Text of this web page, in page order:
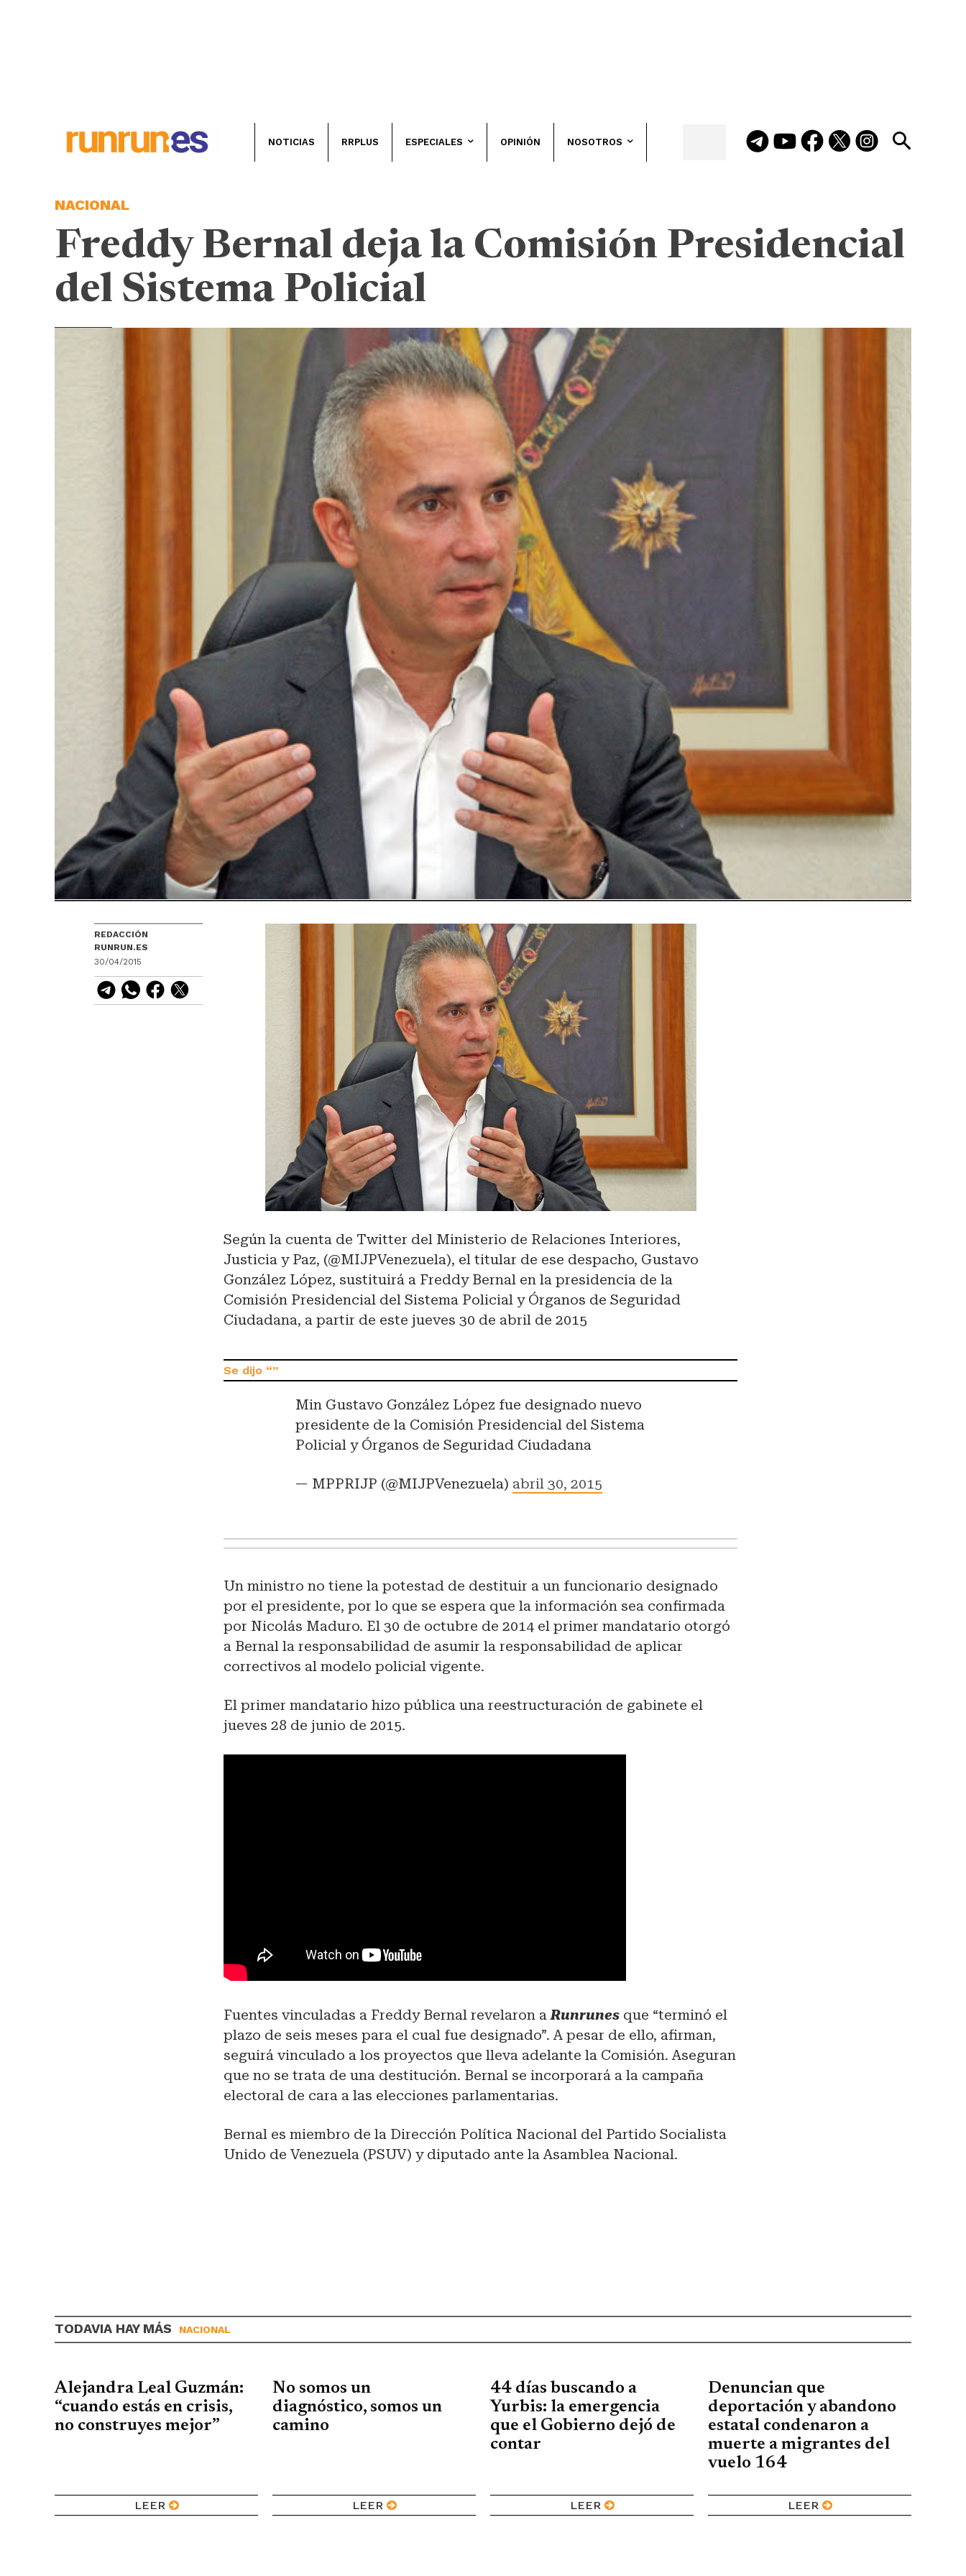
NOTICIAS RRPLUS ESPECIALES OPINIÓN NOSOTROS
NACIONAL
Freddy Bernal deja la Comisión Presidencial
del Sistema Policial
REDACCIÓN
RUNRUN.ES
30/04/2015
Según la cuenta de Twitter del Ministerio de Relaciones Interiores,
Justicia y Paz, (@MIJPVenezuela), el titular de ese despacho, Gustavo
González López, sustituirá a Freddy Bernal en la presidencia de la
Comisión Presidencial del Sistema Policial y Órganos de Seguridad
Ciudadana, a partir de este jueves 30 de abril de 2015
Min Gustavo González López fue designado nuevo
presidente de la Comisión Presidencial del Sistema
Policial y Órganos de Seguridad Ciudadana
— MPPRIJP (@MIJPVenezuela) abril 30, 2015
Un ministro no tiene la potestad de destituir a un funcionario designado
por el presidente, por lo que se espera que la información sea confirmada
por Nicolás Maduro. El 30 de octubre de 2014 el primer mandatario otorgó
a Bernal la responsabilidad de asumir la responsabilidad de aplicar
correctivos al modelo policial vigente.
El primer mandatario hizo pública una reestructuración de gabinete el
jueves 28 de junio de 2015.
Fuentes vinculadas a Freddy Bernal revelaron aRunrunes que “terminó el
plazo de seis meses para el cual fue designado”. A pesar de ello, afirman,
seguirá vinculado a los proyectos que lleva adelante la Comisión. Aseguran
que no se trata de una destitución. Bernal se incorporará a la campaña
electoral de cara a las elecciones parlamentarias.
Bernal es miembro de la Dirección Política Nacional del Partido Socialista
Unido de Venezuela (PSUV) y diputado ante la Asamblea Nacional.
TODAVIA HAY MÁS NACIONAL
Alejandra Leal Guzmán:
“cuando estás en crisis,
no construyes mejor”
LEER
No somos un
diagnóstico, somos un
camino
LEER
44 días buscando a
Yurbis: la emergencia
que el Gobierno dejó de
contar
LEER
Denuncian que
deportación y abandono
estatal condenaron a
muerte a migrantes del
vuelo 164
LEER